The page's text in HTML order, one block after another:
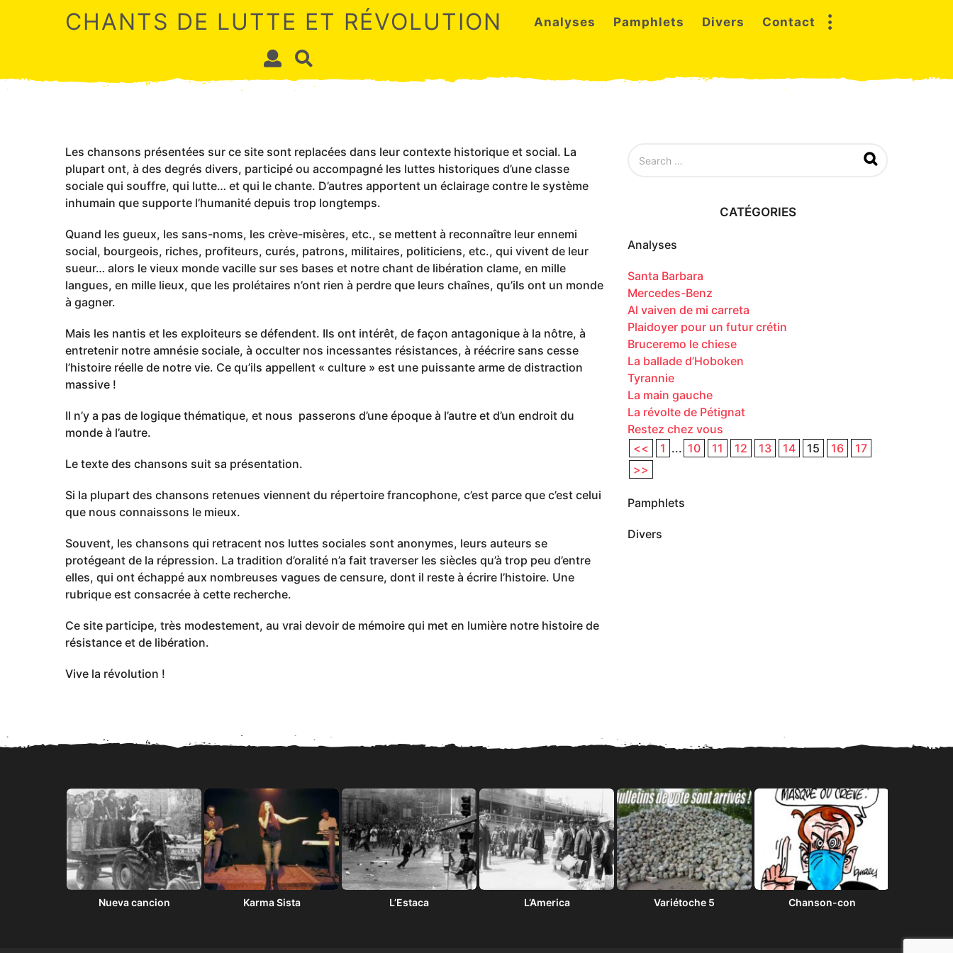
CHANTS DE LUTTE ET RÉVOLUTION Analyses Pamphlets Divers Contact
Les chansons présentées sur ce site sont replacées dans leur contexte historique et social. La
plupart ont, à des degrés divers, participé ou accompagné les luttes historiques d’une classe
sociale qui souffre, qui lutte… et qui le chante. D’autres apportent un éclairage contre le système
inhumain que supporte l’humanité depuis trop longtemps.
Quand les gueux, les sans-noms, les crève-misères, etc., se mettent à reconnaître leur ennemi
social, bourgeois, riches, profiteurs, curés, patrons, militaires, politiciens, etc., qui vivent de leur
sueur… alors le vieux monde vacille sur ses bases et notre chant de libération clame, en mille
langues, en mille lieux, que les prolétaires n’ont rien à perdre que leurs chaînes, qu’ils ont un monde
à gagner.
Mais les nantis et les exploiteurs se défendent. Ils ont intérêt, de façon antagonique à la nôtre, à
entretenir notre amnésie sociale, à occulter nos incessantes résistances, à réécrire sans cesse
l’histoire réelle de notre vie. Ce qu’ils appellent « culture » est une puissante arme de distraction
massive !
Il n’y a pas de logique thématique, et nous passerons d’une époque à l’autre et d’un endroit du
monde à l’autre.
Le texte des chansons suit sa présentation.
Si la plupart des chansons retenues viennent du répertoire francophone, c’est parce que c’est celui
que nous connaissons le mieux.
Souvent, les chansons qui retracent nos luttes sociales sont anonymes, leurs auteurs se
protégeant de la répression. La tradition d’oralité n’a fait traverser les siècles qu’à trop peu d’entre
elles, qui ont échappé aux nombreuses vagues de censure, dont il reste à écrire l’histoire. Une
rubrique est consacrée à cette recherche.
Ce site participe, très modestement, au vrai devoir de mémoire qui met en lumière notre histoire de
résistance et de libération.
Vive la révolution !
o
:
CATÉGORIES
Analyses
Santa Barbara
Mercedes-Benz
Al vaiven de mi carreta
Plaidoyer pour un futur crétin
Bruceremo le chiese
La ballade d’Hoboken
Tyrannie
La main gauche
La révolte de Pétignat
Restez chez vous
<<
1 ... 10 11 12 13 14 15 16
17
>>
Pamphlets
Divers
Nueva cancion Karma Sista L’Estaca L’America Variétoche 5 Chanson-con